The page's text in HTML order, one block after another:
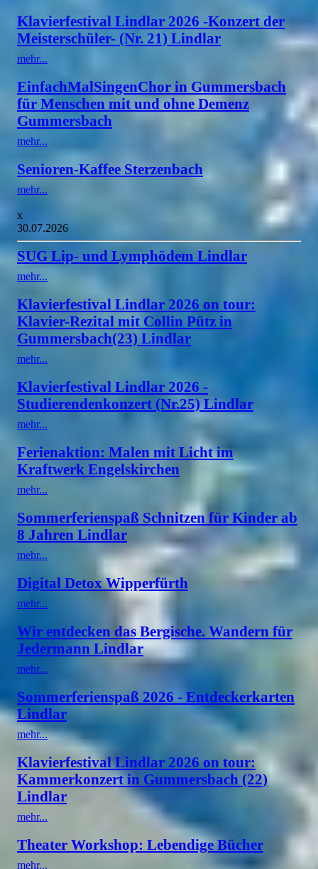
Klavierfestival Lindlar 2026 -Konzert der
Meisterschüler- (Nr. 21) Lindlar
mehr...
EinfachMalSingenChor in Gummersbach
für Menschen mit und ohne Demenz
Gummersbach
mehr...
Senioren-Kaffee Sterzenbach
mehr...
x
30.07.2026
SUG Lip- und Lymphödem Lindlar
mehr...
Klavierfestival Lindlar 2026 on tour:
Klavier-Rezital mit Collin Pütz in
Gummersbach(23) Lindlar
mehr...
Klavierfestival Lindlar 2026 -
Studierendenkonzert (Nr.25) Lindlar
mehr...
Ferienaktion: Malen mit Licht im
Kraftwerk Engelskirchen
mehr...
Sommerferienspaß Schnitzen für Kinder ab
8 Jahren Lindlar
mehr...
Digital Detox Wipperfürth
mehr...
Wir entdecken das Bergische. Wandern für
Jedermann Lindlar
mehr...
Sommerferienspaß 2026 - Entdeckerkarten
Lindlar
mehr...
Klavierfestival Lindlar 2026 on tour:
Kammerkonzert in Gummersbach (22)
Lindlar
mehr...
Theater Workshop: Lebendige Bücher
mehr...